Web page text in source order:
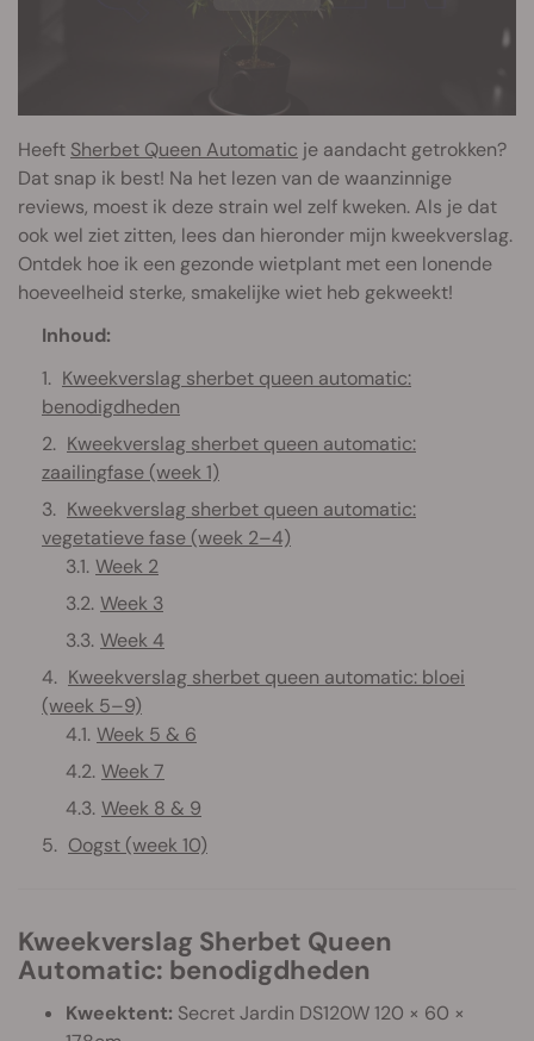
Heeft Sherbet Queen Automatic je aandacht getrokken?
Dat snap ik best! Na het lezen van de waanzinnige
reviews, moest ik deze strain wel zelf kweken. Als je dat
ook wel ziet zitten, lees dan hieronder mijn kweekverslag.
Ontdek hoe ik een gezonde wietplant met een lonende
hoeveelheid sterke, smakelijke wiet heb gekweekt!
Inhoud:
Kweekverslag sherbet queen automatic:
benodigdheden
Kweekverslag sherbet queen automatic:
zaailingfase (week 1)
Kweekverslag sherbet queen automatic:
vegetatieve fase (week 2–4)
Week 2
Week 3
Week 4
Kweekverslag sherbet queen automatic: bloei
(week 5–9)
Week 5 & 6
Week 7
Week 8 & 9
Oogst (week 10)
Kweekverslag Sherbet Queen
Automatic: benodigdheden
Kweektent: Secret Jardin DS120W 120 × 60 ×